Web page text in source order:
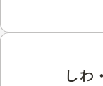
しわ